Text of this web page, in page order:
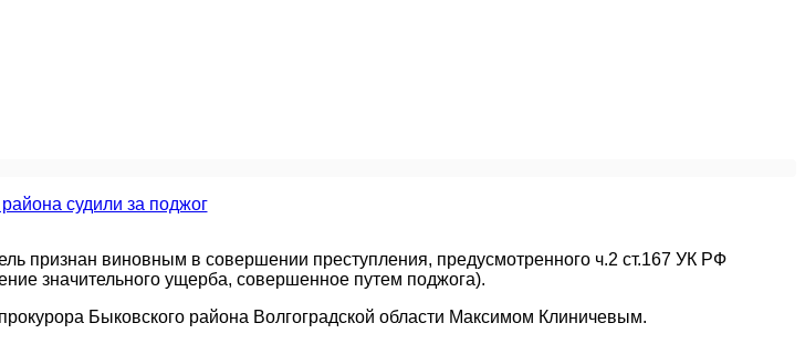
признан виновным в совершении преступления, предусмотренного ч.2 ст.167 УК РФ
значительного ущерба, совершенное путем поджога).
Быковского района Волгоградской области Максимом Клиничевым.